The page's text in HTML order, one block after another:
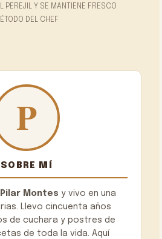
PEREJIL Y SE MANTIENE FRESCO
DEL CHEF
SOBRE MÍ
Montes y vivo en una
Llevo cincuenta años
de cuchara y postres de
de toda la vida. Aquí